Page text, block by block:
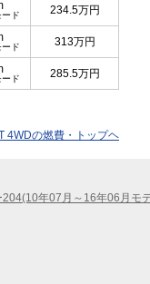
ド 234.5万円
ド 313万円
ド 285.5万円
4WDの燃費・トップヘ
204(10年07月～16年06月モ